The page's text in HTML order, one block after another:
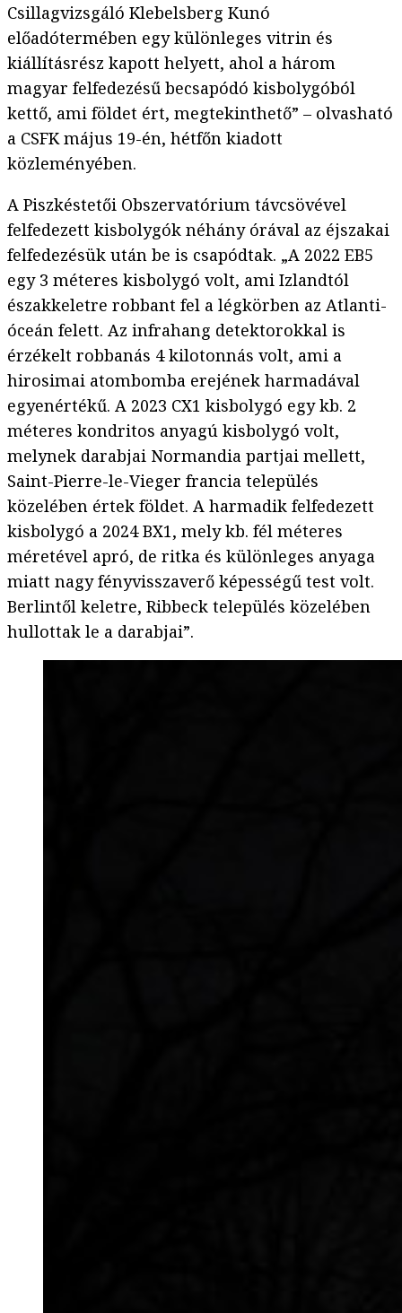
Csillagvizsgáló Klebelsberg Kunó
előadótermében egy különleges vitrin és
kiállításrész kapott helyett, ahol a három
magyar felfedezésű becsapódó kisbolygóból
kettő, ami földet ért, megtekinthető” – olvasható
a CSFK május 19-én, hétfőn kiadott
közleményében.
A Piszkéstetői Obszervatórium távcsövével
felfedezett kisbolygók néhány órával az éjszakai
felfedezésük után be is csapódtak. „A 2022 EB5
egy 3 méteres kisbolygó volt, ami Izlandtól
északkeletre robbant fel a légkörben az Atlanti-
óceán felett. Az infrahang detektorokkal is
érzékelt robbanás 4 kilotonnás volt, ami a
hirosimai atombomba erejének harmadával
egyenértékű. A 2023 CX1 kisbolygó egy kb. 2
méteres kondritos anyagú kisbolygó volt,
melynek darabjai Normandia partjai mellett,
Saint-Pierre-le-Vieger francia település
közelében értek földet. A harmadik felfedezett
kisbolygó a 2024 BX1, mely kb. fél méteres
méretével apró, de ritka és különleges anyaga
miatt nagy fényvisszaverő képességű test volt.
Berlintől keletre, Ribbeck település közelében
hullottak le a darabjai”.